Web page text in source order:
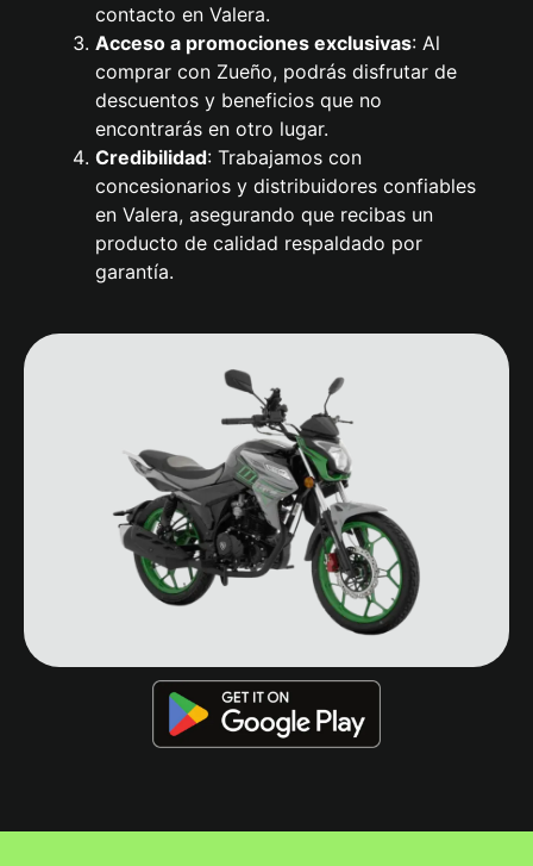
contacto en Valera.
Acceso a promociones exclusivas: Al
comprar con Zueño, podrás disfrutar de
descuentos y beneficios que no
encontrarás en otro lugar.
Credibilidad: Trabajamos con
concesionarios y distribuidores confiables
en Valera, asegurando que recibas un
producto de calidad respaldado por
garantía.